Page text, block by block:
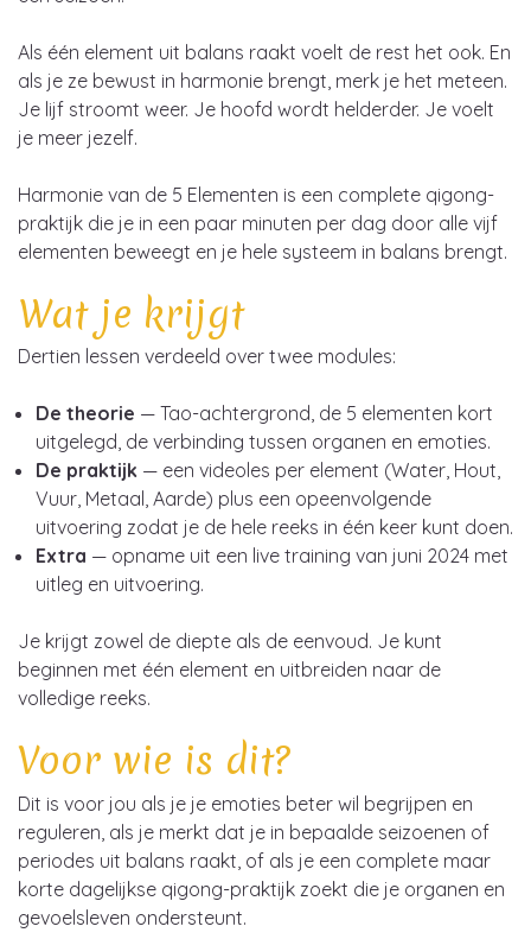
Als één element uit balans raakt voelt de rest het ook. En
als je ze bewust in harmonie brengt, merk je het meteen.
Je lijf stroomt weer. Je hoofd wordt helderder. Je voelt
je meer jezelf.
Harmonie van de 5 Elementen is een complete qigong-
praktijk die je in een paar minuten per dag door alle vijf
elementen beweegt en je hele systeem in balans brengt.
Wat je krijgt
Dertien lessen verdeeld over twee modules:
De theorie — Tao-achtergrond, de 5 elementen kort
uitgelegd, de verbinding tussen organen en emoties.
De praktijk — een videoles per element (Water, Hout,
Vuur, Metaal, Aarde) plus een opeenvolgende
uitvoering zodat je de hele reeks in één keer kunt doen.
Extra — opname uit een live training van juni 2024 met
uitleg en uitvoering.
Je krijgt zowel de diepte als de eenvoud. Je kunt
beginnen met één element en uitbreiden naar de
volledige reeks.
Voor wie is dit?
Dit is voor jou als je je emoties beter wil begrijpen en
reguleren, als je merkt dat je in bepaalde seizoenen of
periodes uit balans raakt, of als je een complete maar
korte dagelijkse qigong-praktijk zoekt die je organen en
gevoelsleven ondersteunt.